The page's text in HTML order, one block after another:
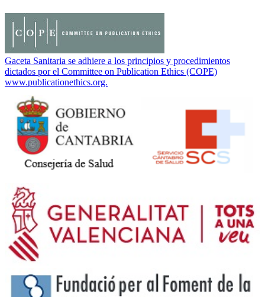
Gaceta Sanitaria se adhiere a los principios y procedimientos
dictados por el Committee on Publication Ethics (COPE)
www.publicationethics.org.